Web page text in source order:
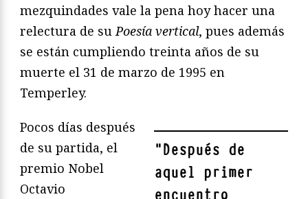
mezquindades vale la pena hoy hacer una
relectura de su Poesía vertical, pues además
se están cumpliendo treinta años de su
muerte el 31 de marzo de 1995 en
Temperley.
"Después de
aquel primer
Pocos días después
de su partida, el
premio Nobel
Octavio